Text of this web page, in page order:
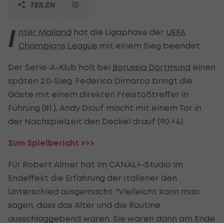
TEILEN
I nter Mailand hat die Ligaphase der UEFA
Champions League mit einem Sieg beendet.
Der Serie-A-Klub holt bei Borussia Dortmund einen
späten 2:0-Sieg. Federico Dimarco bringt die
Gäste mit einem direkten Freistoßtreffer in
Führung (81.), Andy Diouf macht mit einem Tor in
der Nachspielzeit den Deckel drauf (90.+4).
Zum Spielbericht >>>
Für Robert Almer hat im CANAL+-Studio im
Endeffekt die Erfahrung der Italiener den
Unterschied ausgemacht: "Vielleicht kann man
sagen, dass das Alter und die Routine
ausschlaggebend waren. Sie waren dann am Ende